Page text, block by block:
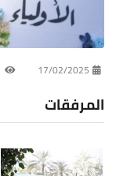
17/02/2025
المرفقات